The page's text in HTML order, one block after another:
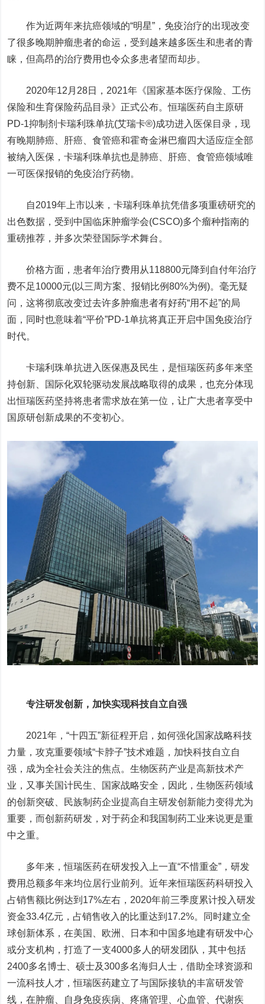
作为近两年来抗癌领域的“明星”，免疫治疗的出现改变
了很多晚期肿瘤患者的命运，受到越来越多医生和患者的青
睐，但高昂的治疗费用也令众多患者望而却步。
2020年12月28日，2021年《国家基本医疗保险、工伤
保险和生育保险药品目录》正式公布。恒瑞医药自主原研
PD-1抑制剂卡瑞利珠单抗(艾瑞卡®️)成功进入医保目录，现
有晚期肺癌、肝癌、食管癌和霍奇金淋巴瘤四大适应症全部
被纳入医保，卡瑞利珠单抗也是肺癌、肝癌、食管癌领域唯
一可医保报销的免疫治疗药物。
自2019年上市以来，卡瑞利珠单抗凭借多项重磅研究的
出色数据，受到中国临床肿瘤学会(CSCO)多个瘤种指南的
重磅推荐，并多次荣登国际学术舞台。
价格方面，患者年治疗费用从118800元降到自付年治疗
费不足10000元(以三周方案、报销比例80%为例)。毫无疑
问，这将彻底改变过去许多肿瘤患者有好药“用不起”的局
面，同时也意味着“平价”PD-1单抗将真正开启中国免疫治疗
时代。
卡瑞利珠单抗进入医保惠及民生，是恒瑞医药多年来坚
持创新、国际化双轮驱动发展战略取得的成果，也充分体现
出恒瑞医药坚持将患者需求放在第一位，让广大患者享受中
国原研创新成果的不变初心。
专注研发创新，加快实现科技自立自强
2021年，“十四五”新征程开启，如何强化国家战略科技
力量，攻克重要领域“卡脖子”技术难题，加快科技自立自
强，成为全社会关注的焦点。生物医药产业是高新技术产
业，又事关国计民生、国家战略安全，因此，生物医药领域
的创新突破、民族制药企业提高自主研发创新能力变得尤为
重要，而创新药研发，对于药企和我国制药工业来说更是重
中之重。
多年来，恒瑞医药在研发投入上一直“不惜重金”，研发
费用总额多年来均位居行业前列。近年来恒瑞医药科研投入
占销售额比例达到17%左右，2020年前三季度累计投入研发
资金33.4亿元，占销售收入的比重达到17.2%。同时建立全
球创新体系，在美国、欧洲、日本和中国多地建有研发中心
或分支机构，打造了一支4000多人的研发团队，其中包括
2400多名博士、硕士及300多名海归人士，借助全球资源和
一流科技人才，恒瑞医药建立了与国际接轨的丰富研发管
线，在肿瘤、自身免疫疾病、疼痛管理、心血管、代谢疾